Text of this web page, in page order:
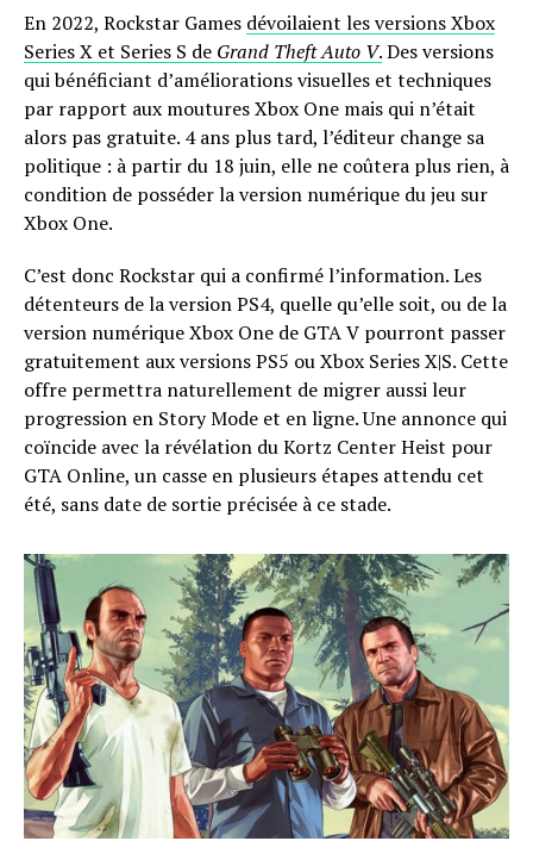
En 2022, Rockstar Games dévoilaient les versions Xbox
Series X et Series S de Grand Theft Auto V.Des versions
qui bénéficiant d’améliorations visuelles et techniques
par rapport aux moutures Xbox One mais qui n’était
alors pas gratuite. 4 ans plus tard, l’éditeur change sa
politique : à partir du 18 juin, elle ne coûtera plus rien, à
condition de posséder la version numérique du jeu sur
Xbox One.
C’est donc Rockstar qui a confirmé l’information. Les
détenteurs de la version PS4, quelle qu’elle soit, ou de la
version numérique Xbox One de GTA V pourront passer
gratuitement aux versions PS5 ou Xbox Series X|S. Cette
offre permettra naturellement de migrer aussi leur
progression en Story Mode et en ligne. Une annonce qui
coïncide avec la révélation du Kortz Center Heist pour
GTA Online, un casse en plusieurs étapes attendu cet
été, sans date de sortie précisée à ce stade.